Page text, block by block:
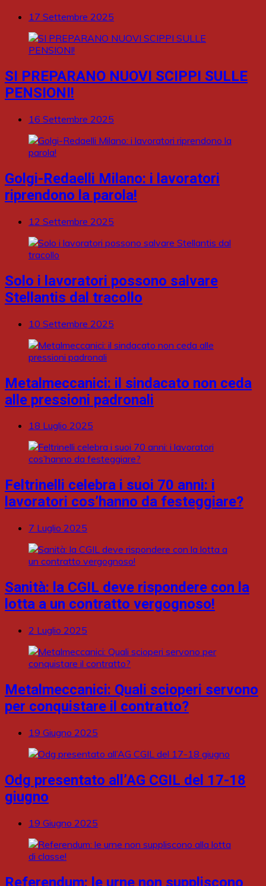
17 Settembre 2025
SI PREPARANO NUOVI SCIPPI SULLE
PENSIONI!
16 Settembre 2025
Golgi-Redaelli Milano: i lavoratori
riprendono la parola!
12 Settembre 2025
Solo i lavoratori possono salvare
Stellantis dal tracollo
10 Settembre 2025
Metalmeccanici: il sindacato non ceda
alle pressioni padronali
18 Luglio 2025
Feltrinelli celebra i suoi 70 anni: i
lavoratori cos’hanno da festeggiare?
7 Luglio 2025
Sanità: la CGIL deve rispondere con la
lotta a un contratto vergognoso!
2 Luglio 2025
Metalmeccanici: Quali scioperi servono
per conquistare il contratto?
19 Giugno 2025
Odg presentato all’AG CGIL del 17-18
giugno
19 Giugno 2025
Referendum: le urne non suppliscono